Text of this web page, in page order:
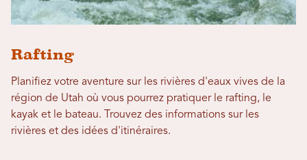
Rafting
Planifiez votre aventure sur les rivières d'eaux vives de la
région de Utah où vous pourrez pratiquer le rafting, le
kayak et le bateau. Trouvez des informations sur les
rivières et des idées d'itinéraires.